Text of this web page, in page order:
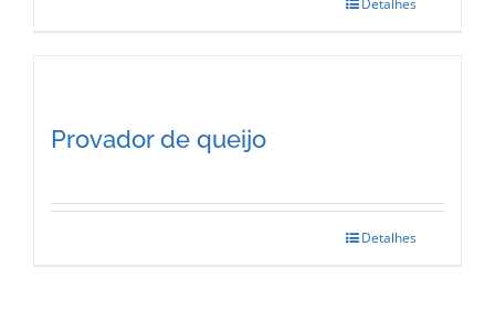
Detalhes
Provador de queijo
Detalhes